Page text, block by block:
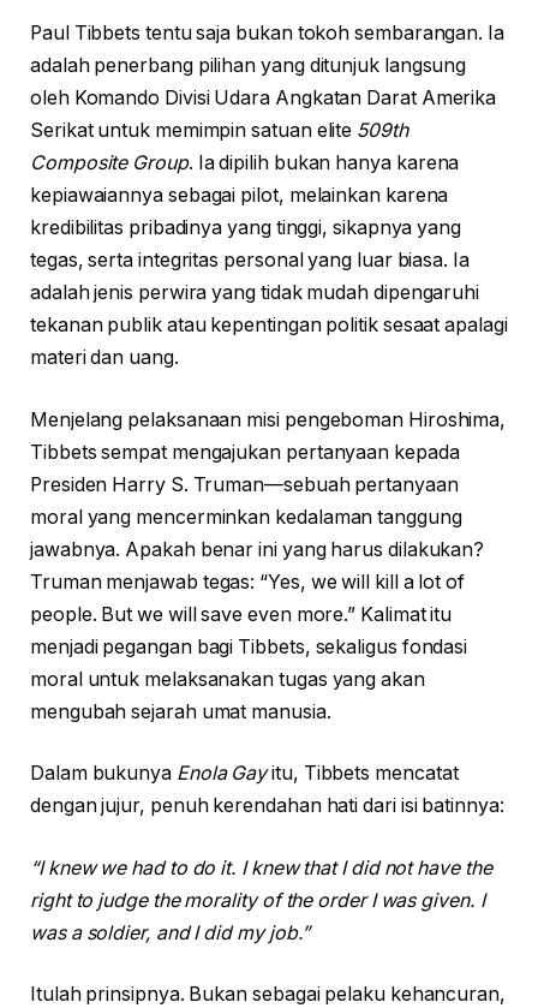
Paul Tibbets tentu saja bukan tokoh sembarangan. Ia
adalah penerbang pilihan yang ditunjuk langsung
oleh Komando Divisi Udara Angkatan Darat Amerika
Serikat untuk memimpin satuan elite 509th
Composite Group. Ia dipilih bukan hanya karena
kepiawaiannya sebagai pilot, melainkan karena
kredibilitas pribadinya yang tinggi, sikapnya yang
tegas, serta integritas personal yang luar biasa. Ia
adalah jenis perwira yang tidak mudah dipengaruhi
tekanan publik atau kepentingan politik sesaat apalagi
materi dan uang.
Menjelang pelaksanaan misi pengeboman Hiroshima,
Tibbets sempat mengajukan pertanyaan kepada
Presiden Harry S. Truman—sebuah pertanyaan
moral yang mencerminkan kedalaman tanggung
jawabnya. Apakah benar ini yang harus dilakukan?
Truman menjawab tegas: “Yes, we will kill a lot of
people. But we will save even more.” Kalimat itu
menjadi pegangan bagi Tibbets, sekaligus fondasi
moral untuk melaksanakan tugas yang akan
mengubah sejarah umat manusia.
Dalam bukunya Enola Gayitu, Tibbets mencatat
dengan jujur, penuh kerendahan hati dari isi batinnya:
“I knew we had to do it. I knew that I did not have the
right to judge the morality of the order I was given. I
was a soldier, and I did my job.”
Itulah prinsipnya. Bukan sebagai pelaku kehancuran,